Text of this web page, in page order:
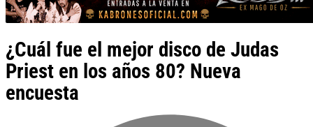
¿Cuál fue el mejor disco de Judas
Priest en los años 80? Nueva
encuesta